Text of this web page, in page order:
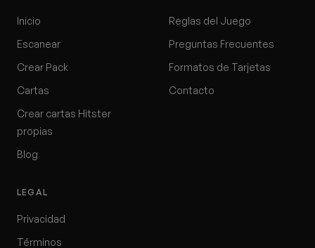
Inicio
Escanear
Crear Pack
Cartas
Crear cartas Hitster
propias
Blog
Reglas del Juego
Preguntas Frecuentes
Formatos de Tarjetas
Contacto
LEGAL
Privacidad
Términos